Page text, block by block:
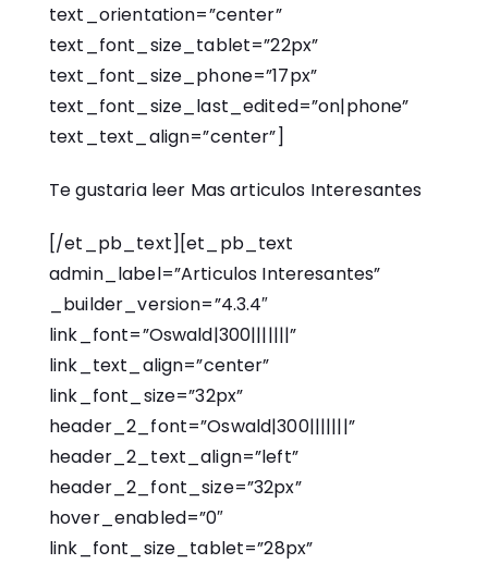
text_orientation=”center”
text_font_size_tablet=”22px”
text_font_size_phone=”17px”
text_font_size_last_edited=”on|phone”
text_text_align=”center”]
Te gustaria leer Mas articulos Interesantes
[/et_pb_text][et_pb_text
admin_label=”Articulos Interesantes”
_builder_version=”4.3.4″
link_font=”Oswald|300|||||||”
link_text_align=”center”
link_font_size=”32px”
header_2_font=”Oswald|300|||||||”
header_2_text_align=”left”
header_2_font_size=”32px”
hover_enabled=”0″
link_font_size_tablet=”28px”